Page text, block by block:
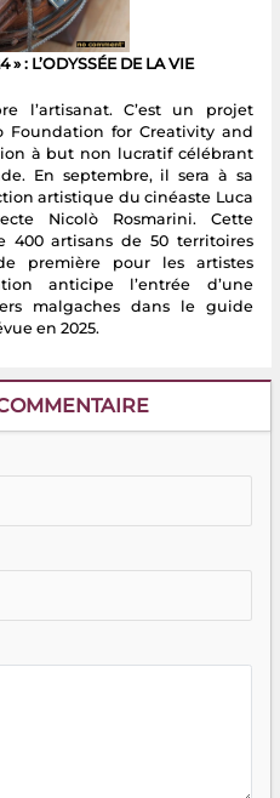
: L’ODYSSÉE DE LA VIE
l’artisanat. C’est un projet
for Creativity and
à but non lucratif célébrant
En septembre, il sera à sa
artistique du cinéaste Luca
Nicolò Rosmarini. Cette
400 artisans de 50 territoires
première pour les artistes
anticipe l’entrée d’une
malgaches dans le guide
en 2025.